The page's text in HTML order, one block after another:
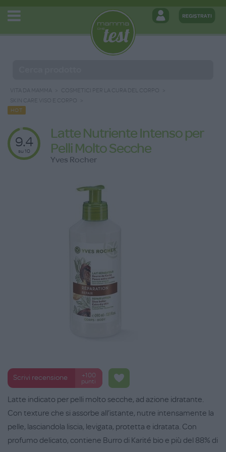
VITA DA MAMMA
COSMETICI PER LA CURA DEL CORPO
SKIN CARE VISO E CORPO
HOT
9.4
su 10
Latte Nutriente Intenso per
Pelli Molto Secche
Yves Rocher
Scrivi recensione
+100
punti
Latte indicato per pelli molto secche, ad azione idratante.
Con texture che si assorbe all’istante, nutre intensamente la
pelle, lasciandola liscia, levigata, protetta e idratata. Con
profumo delicato, contiene Burro di Karité bio e più del 88% di